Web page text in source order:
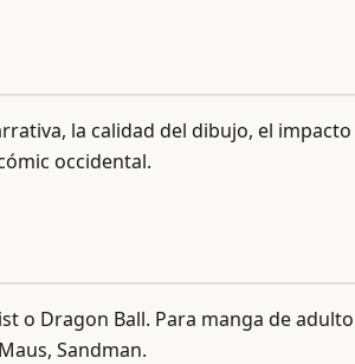
la calidad del dibujo, el
occidental.
o Dragon Ball. Para manga de
Sandman.